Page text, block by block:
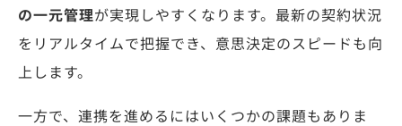
の一元管理が実現しやすくなります。最新の契約状況
をリアルタイムで把握でき、意思決定のスピードも向
上します。
一方で、連携を進めるにはいくつかの課題もありま